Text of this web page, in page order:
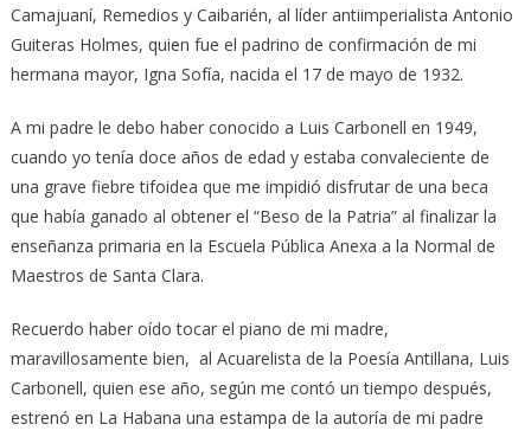
Camajuaní, Remedios y Caibarién, al líder antiimperialista Antonio
Guiteras Holmes, quien fue el padrino de confirmación de mi
hermana mayor, Igna Sofía, nacida el 17 de mayo de 1932.
A mi padre le debo haber conocido a Luis Carbonell en 1949,
cuando yo tenía doce años de edad y estaba convaleciente de
una grave fiebre tifoidea que me impidió disfrutar de una beca
que había ganado al obtener el “Beso de la Patria” al finalizar la
enseñanza primaria en la Escuela Pública Anexa a la Normal de
Maestros de Santa Clara.
Recuerdo haber oído tocar el piano de mi madre,
maravillosamente bien, al Acuarelista de la Poesía Antillana, Luis
Carbonell, quien ese año, según me contó un tiempo después,
estrenó en La Habana una estampa de la autoría de mi padre